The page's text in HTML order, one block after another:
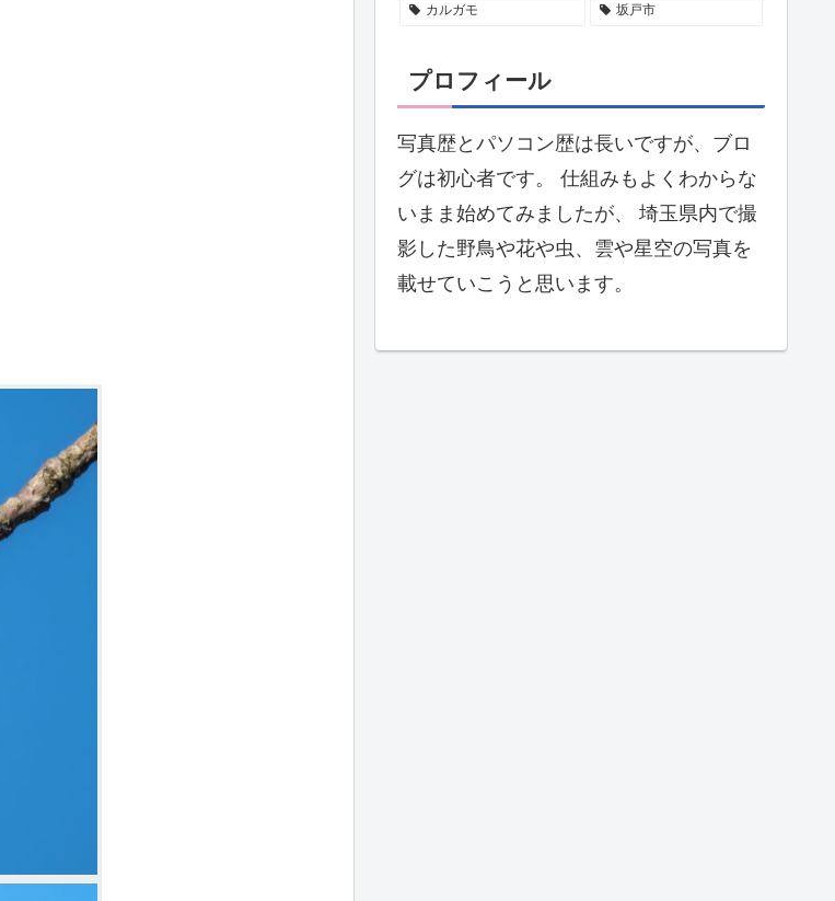
カルガモ 坂戸市
プロフィール
写真歴とパソコン歴は長いですが、ブロ
グは初心者です。 仕組みもよくわからな
いまま始めてみましたが、 埼玉県内で撮
影した野鳥や花や虫、雲や星空の写真を
載せていこうと思います。